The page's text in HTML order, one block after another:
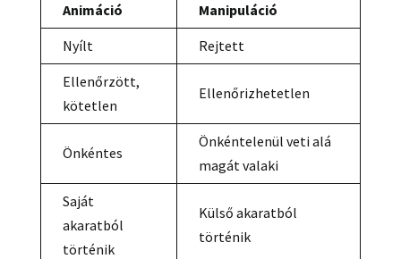
Animáció
Manipuláció
Nyílt
Rejtett
Ellenőrzött,
kötetlen
Ellenőrizhetetlen
Önkéntes
Önkéntelenül veti alá
magát valaki
Saját
akaratból
történik
Külső akaratból
történik